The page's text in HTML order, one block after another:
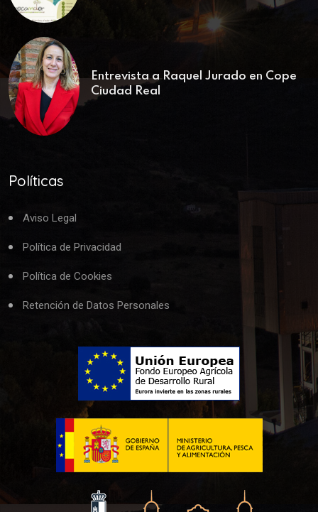
Entrevista a Raquel Jurado en Cope
Ciudad Real
Políticas
Aviso Legal
Política de Privacidad
Política de Cookies
Retención de Datos Personales